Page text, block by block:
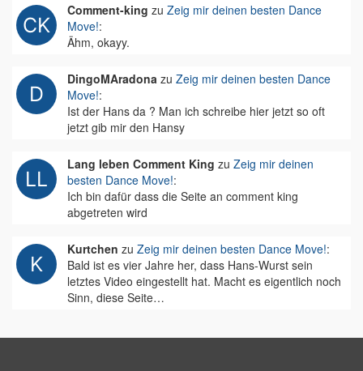
Comment-king zu Zeig mir deinen besten Dance
Move!:
Ähm, okayy.
DingoMAradona zu Zeig mir deinen besten Dance
Move!:
Ist der Hans da ? Man ich schreibe hier jetzt so oft
jetzt gib mir den Hansy
Lang leben Comment King zu Zeig mir deinen
besten Dance Move!:
Ich bin dafür dass die Seite an comment king
abgetreten wird
Kurtchen zu Zeig mir deinen besten Dance Move!:
Bald ist es vier Jahre her, dass Hans-Wurst sein
letztes Video eingestellt hat. Macht es eigentlich noch
Sinn, diese Seite…